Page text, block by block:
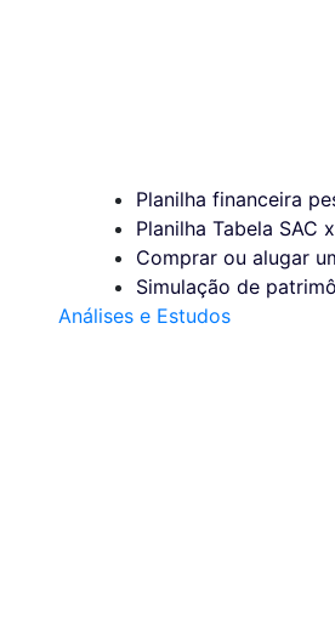
Planilha financeira
Planilha Tabela SAC
Comprar ou alugar
Simulação de
Análises e Estudos